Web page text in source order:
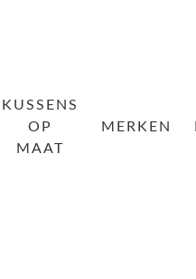
KUSSENS
OP
MAAT
MERKEN